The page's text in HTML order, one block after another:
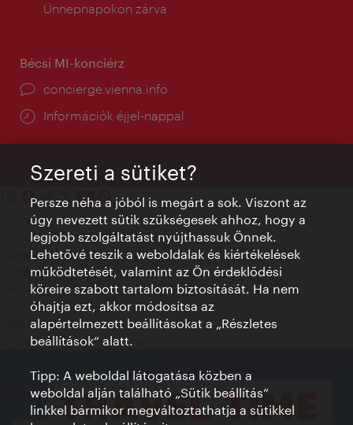
tartás:
Ünnepnapokon zárva
Bécsi MI-konciérz
concierge.vienna.info
Információk éjjel-nappal
Kapcsolat
Credits
Adatvédelmi nyilatkozat
Terms of Use
Megközelíthetőség
Sajtókapcsolat
Sütik beállítása
© Copyright WienTourismus
Szereti a sütiket?
Persze néha a jóból is megárt a sok. Viszont az
úgy nevezett sütik szükségesek ahhoz, hogy a
legjobb szolgáltatást nyújthassuk Önnek.
Lehetővé teszik a weboldalak és kiértékelések
működtetését, valamint az Ön érdeklődési
köreire szabott tartalom biztosítását. Ha nem
óhajtja ezt, akkor módosítsa az
alapértelmezett beállításokat a „Részletes
beállítások“ alatt.
Tipp: A weboldal látogatása közben a
weboldal alján található „Sütik beállítás”
linkkel bármikor megváltoztathatja a sütikkel